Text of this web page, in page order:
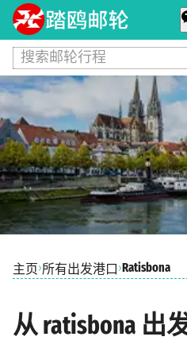
搜索邮轮行程
主页›所有出发港口›Ratisbona
从 ratisbona 出